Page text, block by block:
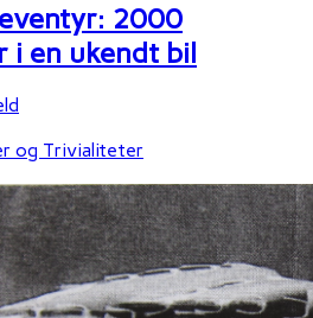
2000
i en ukendt bil
og Trivialiteter